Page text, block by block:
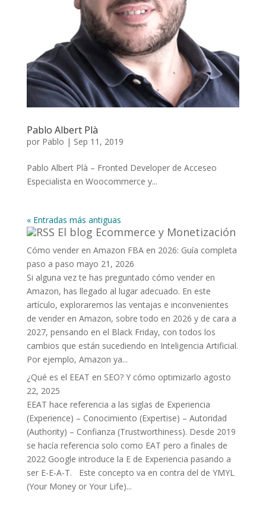
Pablo Albert Plà
por Pablo | Sep 11, 2019
Pablo Albert Plà – Fronted Developer de Acceseo
Especialista en Woocommerce y...
« Entradas más antiguas
El blog Ecommerce y Monetización
Cómo vender en Amazon FBA en 2026: Guía completa
paso a paso mayo 21, 2026
Si alguna vez te has preguntado cómo vender en
Amazon, has llegado al lugar adecuado. En este
artículo, exploraremos las ventajas e inconvenientes
de vender en Amazon, sobre todo en 2026 y de cara a
2027, pensando en el Black Friday, con todos los
cambios que están sucediendo en Inteligencia Artificial.
Por ejemplo, Amazon ya...
¿Qué es el EEAT en SEO? Y cómo optimizarlo agosto
22, 2025
EEAT hace referencia a las siglas de Experiencia
(Experience) – Conocimiento (Expertise) – Autoridad
(Authority) – Confianza (Trustworthiness). Desde 2019
se hacía referencia solo como EAT pero a finales de
2022 Google introduce la E de Experiencia pasando a
ser E-E-A-T. Este concepto va en contra del de YMYL
(Your Money or Your Life)...